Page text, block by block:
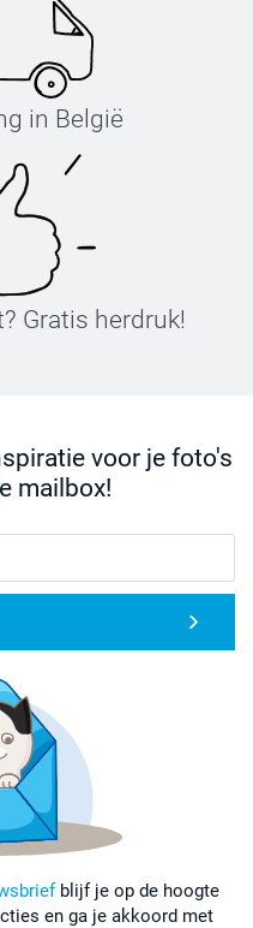
in België
Gratis herdruk!
voor je foto's
mailbox!
blijf je op de hoogte
en ga je akkoord met